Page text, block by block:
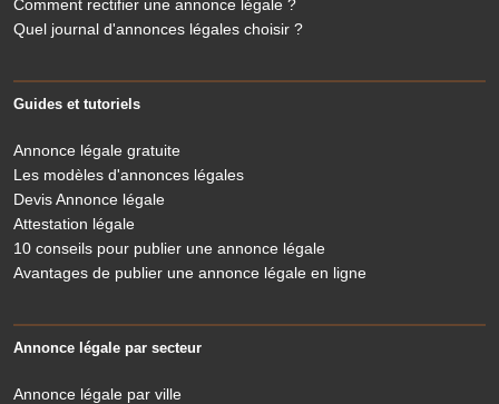
Comment rectifier une annonce légale ?
Quel journal d'annonces légales choisir ?
Guides et tutoriels
Annonce légale gratuite
Les modèles d'annonces légales
Devis Annonce légale
Attestation légale
10 conseils pour publier une annonce légale
Avantages de publier une annonce légale en ligne
Annonce légale par secteur
Annonce légale par ville